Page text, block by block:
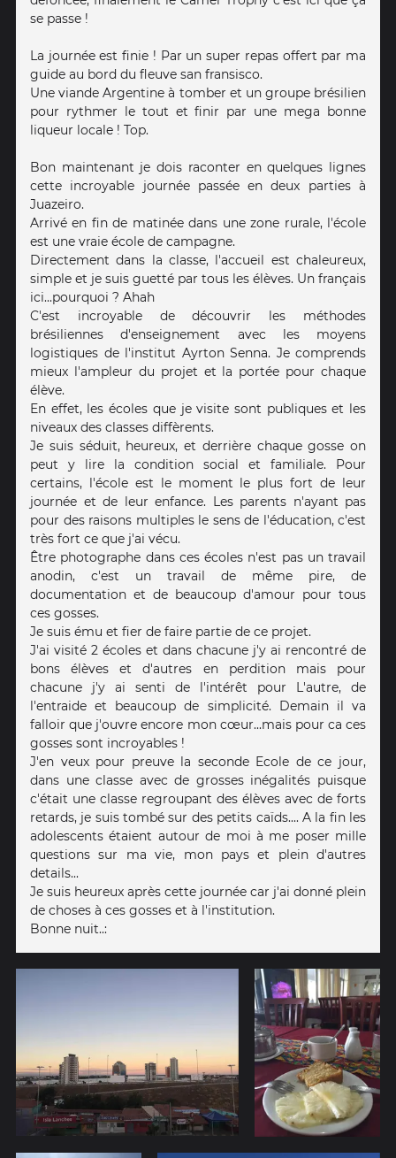
se passe !
La journée est finie ! Par un super repas offert par ma
guide au bord du fleuve san fransisco.
Une viande Argentine à tomber et un groupe brésilien
pour rythmer le tout et finir par une mega bonne
liqueur locale ! Top.
Bon maintenant je dois raconter en quelques lignes
cette incroyable journée passée en deux parties à
Juazeiro.
Arrivé en fin de matinée dans une zone rurale, l'école
est une vraie école de campagne.
Directement dans la classe, l'accueil est chaleureux,
simple et je suis guetté par tous les élèves. Un français
ici...pourquoi ? Ahah
C'est incroyable de découvrir les méthodes
brésiliennes d'enseignement avec les moyens
logistiques de l'institut Ayrton Senna. Je comprends
mieux l'ampleur du projet et la portée pour chaque
élève.
En effet, les écoles que je visite sont publiques et les
niveaux des classes diffèrents.
Je suis séduit, heureux, et derrière chaque gosse on
peut y lire la condition social et familiale. Pour
certains, l'école est le moment le plus fort de leur
journée et de leur enfance. Les parents n'ayant pas
pour des raisons multiples le sens de l'éducation, c'est
très fort ce que j'ai vécu.
Être photographe dans ces écoles n'est pas un travail
anodin, c'est un travail de même pire, de
documentation et de beaucoup d'amour pour tous
ces gosses.
Je suis ému et fier de faire partie de ce projet.
J'ai visité 2 écoles et dans chacune j'y ai rencontré de
bons élèves et d'autres en perdition mais pour
chacune j'y ai senti de l'intérêt pour L'autre, de
l'entraide et beaucoup de simplicité. Demain il va
falloir que j'ouvre encore mon cœur...mais pour ca ces
gosses sont incroyables !
J'en veux pour preuve la seconde Ecole de ce jour,
dans une classe avec de grosses inégalités puisque
c'était une classe regroupant des élèves avec de forts
retards, je suis tombé sur des petits caïds.... A la fin les
adolescents étaient autour de moi à me poser mille
questions sur ma vie, mon pays et plein d'autres
details...
Je suis heureux après cette journée car j'ai donné plein
de choses à ces gosses et à l'institution.
Bonne nuit..: